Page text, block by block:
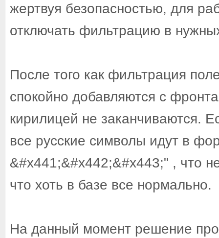
жертвуя безопасностью, для
отключать фильтрацию в
После того как фильтрация
спокойно добавляются с
кирилицей не заканчиваются.
все русские символы идут в
&#x441;&#x442;&#x443;" , что
что хоть в базе все нормально.
На данный момент решение